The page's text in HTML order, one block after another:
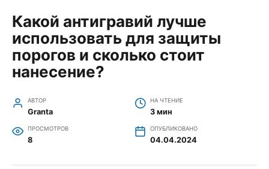
Какой антигравий лучше
использовать для защиты
порогов и сколько стоит
нанесение?
АВТОР
Granta
НА ЧТЕНИЕ
3 мин
ПРОСМОТРОВ
8
ОПУБЛИКОВАНО
04.04.2024